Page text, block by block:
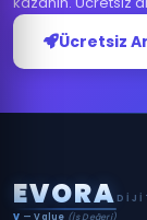
Ücretsiz
EVORA
V — Value (İş Değeri)